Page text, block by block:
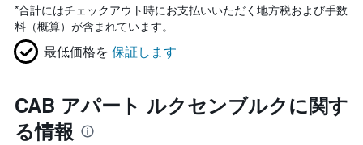
*合計にはチェックアウト時にお支払いいただく地方税および手数
料（概算）が含まれています。
最低価格を 保証します
CAB アパート ルクセンブルクに関す
る情報